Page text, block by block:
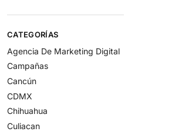
CATEGORÍAS
Agencia De Marketing Digital
Campañas
Cancún
CDMX
Chihuahua
Culiacan